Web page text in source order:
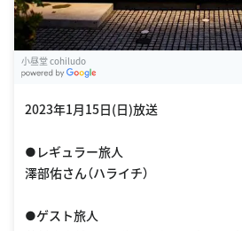
小昼堂 cohiludo
2023年1月15日(日)放送
●レギュラー旅人
澤部佑さん（ハライチ）
●ゲスト旅人